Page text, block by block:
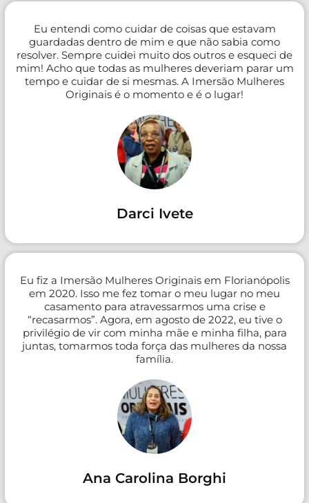
Eu entendi como cuidar de coisas que estavam
guardadas dentro de mim e que não sabia como
resolver. Sempre cuidei muito dos outros e esqueci de
mim! Acho que todas as mulheres deveriam parar um
tempo e cuidar de si mesmas. A Imersão Mulheres
Originais é o momento e é o lugar!
Darci Ivete
Eu fiz a Imersão Mulheres Originais em Florianópolis
em 2020. Isso me fez tomar o meu lugar no meu
casamento para atravessarmos uma crise e
“recasarmos”. Agora, em agosto de 2022, eu tive o
privilégio de vir com minha mãe e minha filha, para
juntas, tomarmos toda força das mulheres da nossa
família.
Ana Carolina Borghi